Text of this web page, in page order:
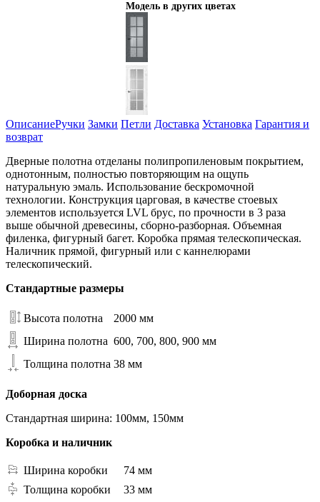
Модель в других цветах
ОписаниеРучки Замки Петли Доставка Установка Гарантия и
возврат
Дверные полотна отделаны полипропиленовым покрытием,
однотонным, полностью повторяющим на ощупь
натуральную эмаль. Использование бескромочной
технологии. Конструкция царговая, в качестве стоевых
элементов используется LVL брус, по прочности в 3 раза
выше обычной древесины, сборно-разборная. Объемная
филенка, фигурный багет. Коробка прямая телескопическая.
Наличник прямой, фигурный или с каннелюрами
телескопический.
Стандартные размеры
Высота полотна
2000 мм
Ширина полотна 600, 700, 800, 900 мм
Толщина полотна 38 мм
Доборная доска
Стандартная ширина: 100мм, 150мм
Коробка и наличник
Ширина коробки
74 мм
Толщина коробки
33 мм